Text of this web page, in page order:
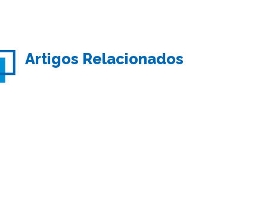
Artigos Relacionados